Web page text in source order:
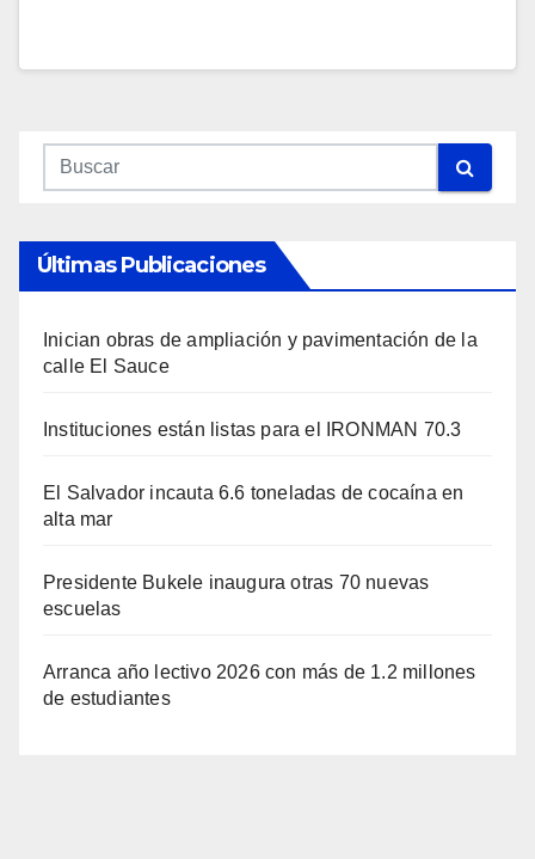
Últimas Publicaciones
Inician obras de ampliación y pavimentación de la
calle El Sauce
Instituciones están listas para el IRONMAN 70.3
El Salvador incauta 6.6 toneladas de cocaína en
alta mar
Presidente Bukele inaugura otras 70 nuevas
escuelas
Arranca año lectivo 2026 con más de 1.2 millones
de estudiantes